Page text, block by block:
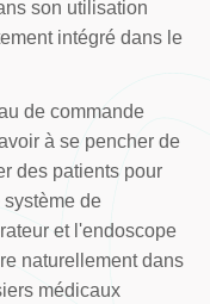
son utilisation
intégré dans le
de commande
à se pencher de
des patients pour
de
et l'endoscope
naturellement dans
médicaux